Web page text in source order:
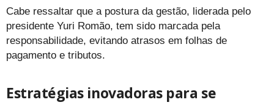
Cabe ressaltar que a postura da gestão, liderada pelo
presidente Yuri Romão, tem sido marcada pela
responsabilidade, evitando atrasos em folhas de
pagamento e tributos.
Estratégias inovadoras para se